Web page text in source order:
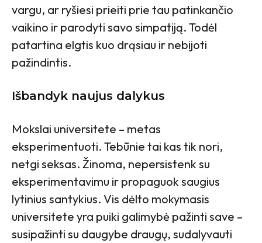
vargu, ar ryšiesi prieiti prie tau patinkančio
vaikino ir parodyti savo simpatiją. Todėl
patartina elgtis kuo drąsiau ir nebijoti
pažindintis.
Išbandyk naujus dalykus
Mokslai universitete – metas
eksperimentuoti. Tebūnie tai kas tik nori,
netgi seksas. Žinoma, nepersistenk su
eksperimentavimu ir propaguok saugius
lytinius santykius. Vis dėlto mokymasis
universitete yra puiki galimybė pažinti save –
susipažinti su daugybe draugų, sudalyvauti